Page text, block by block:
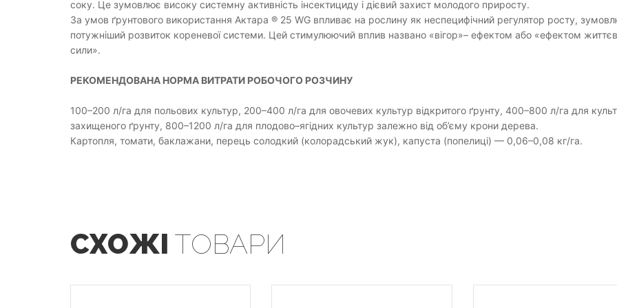
соку. Це зумовлює високу системну активність інсектициду і дієвий захист молодого приросту.
За умов ґрунтового використання Актара ® 25 WG впливає на рослину як неспецифічний регулятор росту,
потужніший розвиток кореневої системи. Цей стимулюючий вплив названо «вігор»– ефектом або «ефектом
сили».
РЕКОМЕНДОВАНА НОРМА ВИТРАТИ РОБОЧОГО РОЗЧИНУ
100–200 л/га для польових культур, 200–400 л/га для овочевих культур відкритого ґрунту, 400–800 л/га для
захищеного ґрунту, 800–1200 л/га для плодово–ягідних культур залежно від об’єму крони дерева.
Картопля, томати, баклажани, перець солодкий (колорадський жук), капуста (попелиці) — 0,06–0,08 кг/га.
СХОЖІ ТОВАРИ